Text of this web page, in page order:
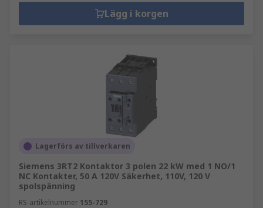
Lägg i korgen
Lagerförs av tillverkaren
Siemens 3RT2 Kontaktor 3 polen 22 kW med 1 NO/1
NC Kontakter, 50 A 120V Säkerhet, 110V, 120 V
spolspänning
RS-artikelnummer 155-729